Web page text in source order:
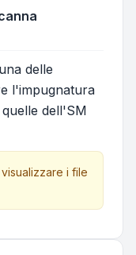
delle
l'impugnatura
dell'SM
i file